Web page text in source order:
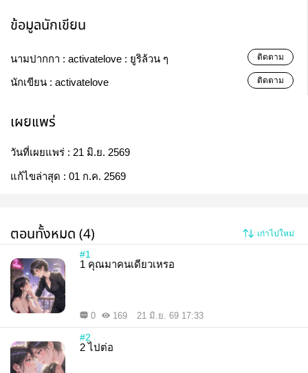
ข้อมูลนักเขียน
นามปากกา : activatelove : ยูริล้วน ๆ ติดตาม
นักเขียน : activatelove ติดตาม
เผยแพร่
วันที่เผยแพร่ : 21 มิ.ย. 2569
แก้ไขล่าสุด : 01 ก.ค. 2569
ตอนทั้งหมด (4) เก่าไปใหม่
#1
1 คุณมาคนเดียวเหรอ
0 169 21 มิ.ย. 69 17:33
#2
2 ไปต่อ